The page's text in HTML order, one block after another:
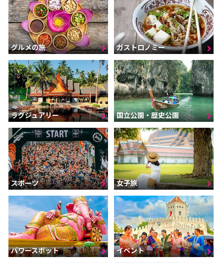
グルメの旅 ガストロノミー
ラグジュアリー 国立公園・歴史公園
スポーツ 女子旅
パワースポット イベント